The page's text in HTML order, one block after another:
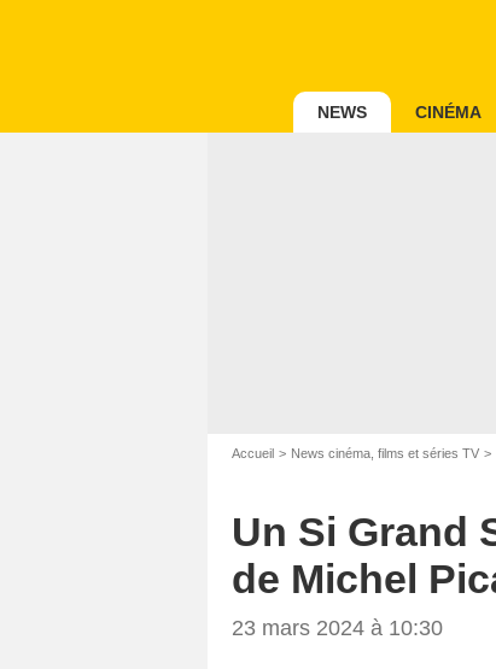
NEWS CINÉMA
Accueil News cinéma, films et séries TV
Un Si Grand
de Michel
23 mars 2024 à 10:30